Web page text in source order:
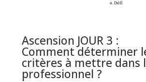
Ascension JOUR 3 :
Comment déterminer
critères à mettre dans
professionnel ?